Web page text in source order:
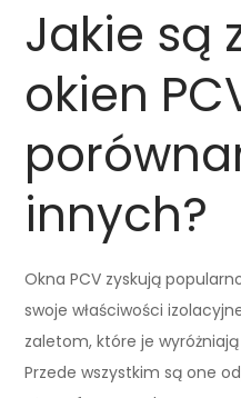
Jakie są
okien
innych?
Okna PCV zyskują
swoje właściwości
zaletom, które je
Przede wszystkim są one